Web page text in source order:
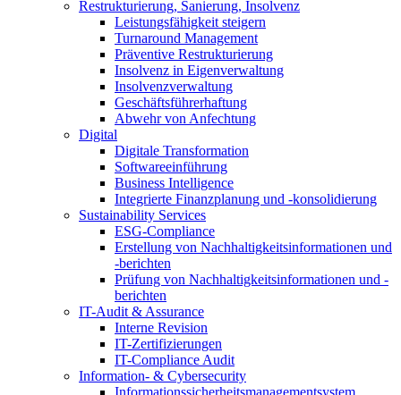
Restrukturierung, Sanierung, Insolvenz
Leistungsfähigkeit steigern
Turnaround Management
Präventive Restrukturierung
Insolvenz in Eigenverwaltung
Insolvenzverwaltung
Geschäftsführerhaftung
Abwehr von Anfechtung
Digital
Digitale Transformation
Softwareeinführung
Business Intelligence
Integrierte Finanzplanung und -konsolidierung
Sustainability Services
ESG-Compliance
Erstellung von Nachhaltigkeitsinformationen und
-berichten
Prüfung von Nachhaltigkeitsinformationen und -
berichten
IT-Audit & Assurance
Interne Revision
IT-Zertifizierungen
IT-Compliance Audit
Information- & Cybersecurity
Informationssicherheitsmanagementsystem